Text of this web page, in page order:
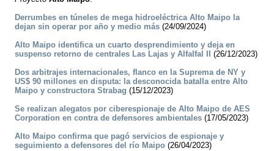
Derrumbes en túneles de mega hidroeléctrica Alto Maipo la
dejan sin operar por año y medio más (24/09/2024)
Alto Maipo identifica un cuarto desprendimiento y deja en
suspenso retorno de centrales Las Lajas y Alfalfal II
(26/12/2023)
Dos arbitrajes internacionales, flanco en la Suprema de NY y
US$ 90 millones en disputa: la desconocida batalla entre Alto
Maipo y constructora Strabag (15/12/2023)
Se realizan alegatos por ciberespionaje de Alto Maipo de AES
Corporation en contra de defensores ambientales (17/05/2023)
Alto Maipo confirma que pagó servicios de espionaje y
seguimiento a defensores del río Maipo (26/04/2023)